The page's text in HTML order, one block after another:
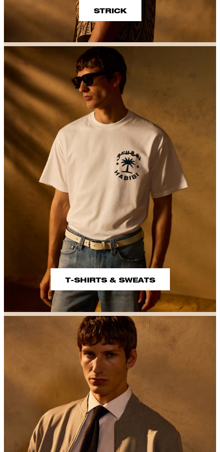
STRICK
T-SHIRTS & SWEATS